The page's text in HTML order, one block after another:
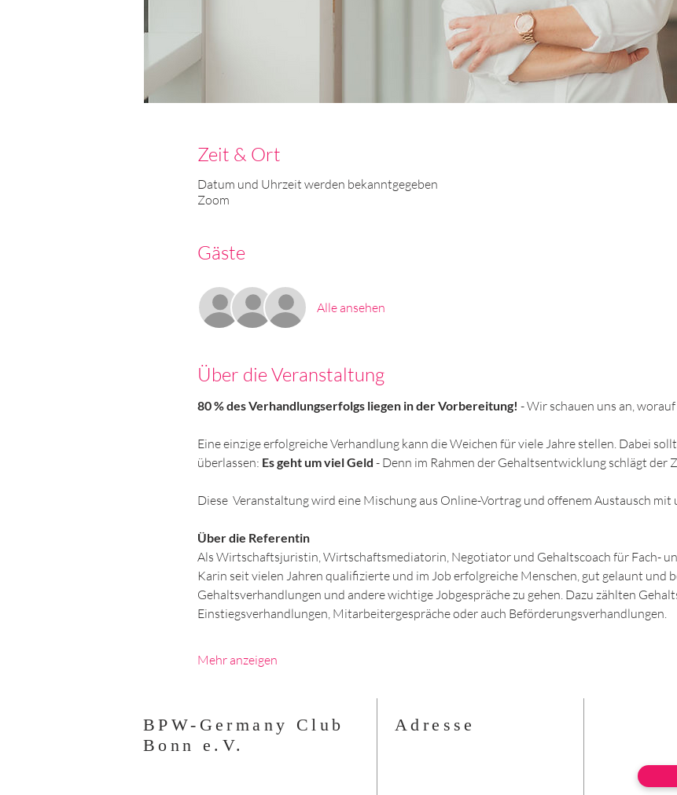
Zeit & Ort
Datum und Uhrzeit werden bekanntgegeben
Zoom
Gäste
Alle ansehen
Über die Veranstaltung
80 % des Verhandlungserfolgs liegen in der Vorbereitung! - Wir schauen uns an,
Eine einzige erfolgreiche Verhandlung kann die Weichen für viele Jahre stellen. Dabei
überlassen: Es geht um viel Geld - Denn im Rahmen der Gehaltsentwicklung schlägt der
Diese  Veranstaltung wird eine Mischung aus Online-Vortrag und offenem Austausch mit
Über die Referentin
Als Wirtschaftsjuristin, Wirtschaftsmediatorin, Negotiator und Gehaltscoach für Fach-
Karin seit vielen Jahren qualifizierte und im Job erfolgreiche Menschen, gut gelaunt und
Gehaltsverhandlungen und andere wichtige Jobgespräche zu gehen. Dazu zählten
Einstiegsverhandlungen, Mitarbeitergespräche oder auch Beförderungsverhandlungen.
Mehr anzeigen
BPW-Germany Club
Bonn e.V.
Adresse